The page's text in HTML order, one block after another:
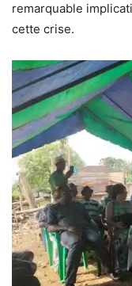
remarquable
cette crise.